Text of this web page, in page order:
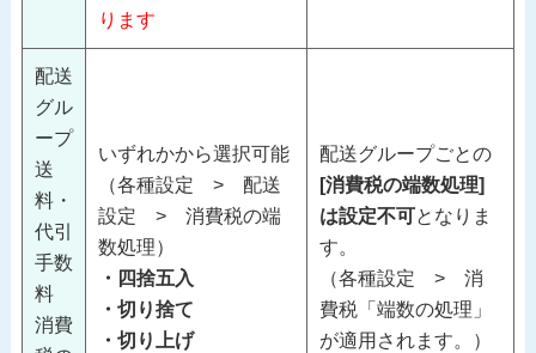
ります
配送
グル
ープ
送
料・
代引
手数
料
消費
いずれかから選択可能
（各種設定 > 配送
設定 > 消費税の端
数処理）
・四捨五入
・切り捨て
・切り上げ
配送グループごとの
[消費税の端数処理]
は設定不可となりま
す。
（各種設定 > 消
費税「端数の処理」
が適用されます。）